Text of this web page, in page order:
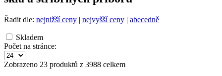
Řadit dle: nejnižší ceny | nejvyšší ceny | abecedně
Skladem
Počet na stránce:
Zobrazeno 23 produktů z 3988 celkem